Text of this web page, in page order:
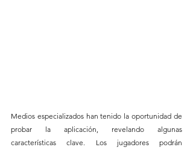
Medios especializados han tenido la oportunidad de
probar la aplicación, revelando algunas
características clave. Los jugadores podrán